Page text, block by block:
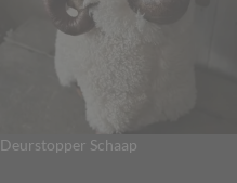
Deurstopper Schaap